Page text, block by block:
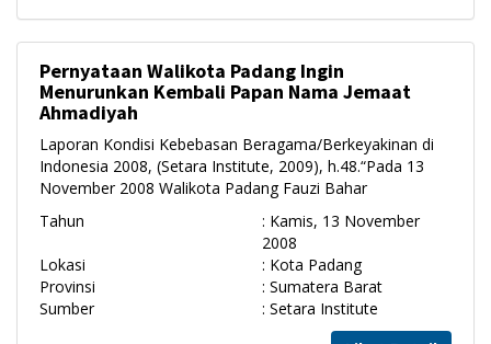
Pernyataan Walikota Padang Ingin
Menurunkan Kembali Papan Nama Jemaat
Ahmadiyah
Laporan Kondisi Kebebasan Beragama/Berkeyakinan di
Indonesia 2008, (Setara Institute, 2009), h.48.“Pada 13
November 2008 Walikota Padang Fauzi Bahar
Tahun
: Kamis, 13 November
2008
Lokasi
: Kota Padang
Provinsi
: Sumatera Barat
Sumber
: Setara Institute